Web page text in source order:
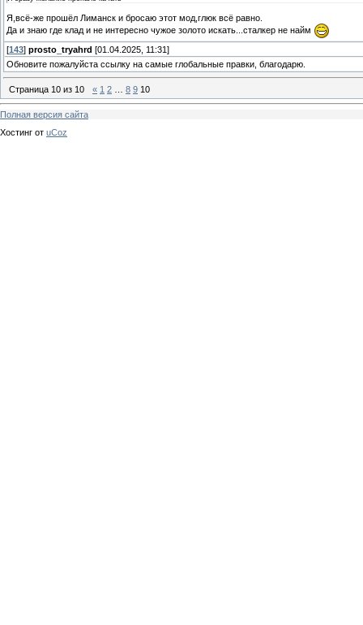
Я,всё-же прошёл Лиманск и бросаю этот мод,глюк всё равно.
Да и знаю где клад и не интересно чужое золото искать...сталкер не найм
[143] prosto_tryahrd [01.04.2025, 11:31]
Обновите пожалуйста ссылку на самые глобальные правки, благодарю.
Страница 10 из 10 « 1 2 8 9 10
Полная версия сайта
Хостинг от uCoz